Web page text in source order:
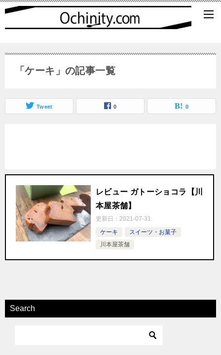
「ケーキ」の記事一覧
Tweet 0 0
レビュー ガトーショコラ【川
本屋茶舗】
更新日： 2021-07-31
ケーキ
スイーツ・お菓子
川本屋茶舗
Search